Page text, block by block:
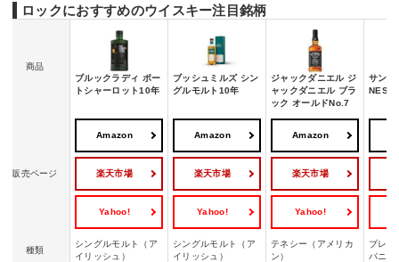
番外編：ロックグラスのおすすめ
ロックにおすすめのウイスキー注目銘柄
商品
ブルックラディ ポー
トシャーロット10年
ブッシュミルズ シン
グルモルト10年
ジャックダニエル ジ
ャックダニエル ブラ
ック オールドNo.7
サント
NESE
販売ページ
Amazon
楽天市場
Yahoo!
Amazon
楽天市場
Yahoo!
Amazon
楽天市場
Yahoo!
種類
シングルモルト（ア
イリッシュ）
シングルモルト（ア
イリッシュ）
テネシー（アメリカ
ン）
ブレン
パニー